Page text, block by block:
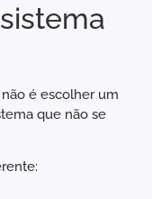
é escolher um
que não se